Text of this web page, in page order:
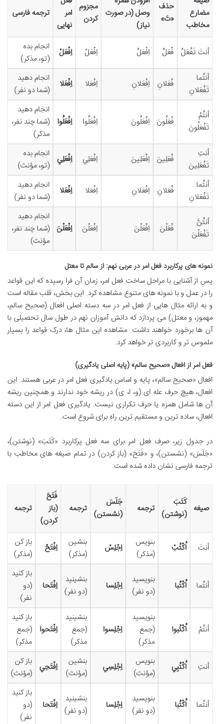
مضارع
مخاطب
حذف
«تَ»
وصل (در صورت
نیاز)
مجزوم
کردن
امر
نهایی
ترجمه فارسی
أنتَ تَفْعَلُ فْعَلُ اِفْعَلُ اِفْعَلْ اِفْعَلْ
انجام بده
(تو، مذکر)
أنتُما
تَفْعَلانِ
فْعَلانِ اِفْعَلانِ اِفْعَلا اِفْعَلا
انجام دهید
(شما دو نفر)
أنتُمْ
تَفْعَلُونَ
فْعَلُونَ اِفْعَلُونَ اِفْعَلُوا اِفْعَلُوا
انجام دهید
(شما چند نفر،
مذکر)
أنتِ
تَفْعَلِينَ
فْعَلِينَ اِفْعَلِينَ اِفْعَلِي اِفْعَلِي
انجام بده
(تو، مؤنث)
أنتُما
تَفْعَلانِ
فْعَلانِ اِفْعَلانِ اِفْعَلا اِفْعَلا
انجام دهید
(شما دو نفر)
أنتُنَّ
تَفْعَلْنَ
فْعَلْنَ اِفْعَلْنَ اِفْعَلْنَ اِفْعَلْنَ
انجام دهید
(شما چند نفر،
مؤنث)
نمونه های پرکاربرد فعل امر در عربی نهم: از سالم تا معتل
پس از آشنایی با مراحل ساخت فعل امر، زمان آن فرا رسیده که این قواعد
را در عمل و با نمونه های متنوع مشاهده کرد. این بخش، قلب مقاله است
و به ارائه مثال هایی از فعل امر در سه دسته اصلی افعال (صحیح سالم،
مهموز، و معتل) می پردازد که دانش آموزان نهم در طول سال تحصیلی با
آن ها برخورد خواهند داشت. مشاهده این مثال ها، درک قواعد را بسیار
ملموس تر و کاربردی تر خواهد کرد.
فعل امر از افعال «صحیح سالم» (پایه اصلی یادگیری)
افعال «صحیح سالم»، پایه و اساس یادگیری فعل امر در عربی هستند. این
افعال، هیچ حرف عله ای (و، ا، ی) در ریشه خود ندارند و همچنین ریشه
آن ها شامل همزه یا حرف تکراری نیست. یادگیری فعل امر از این دسته
افعال، ساده ترین و مستقیم ترین راه برای شروع است.
در جدول زیر، صرف فعل امر برای سه فعل پرکاربرد «كَتَبَ» (نوشتن)،
«جَلَسَ» (نشستن)، و «فَتَحَ» (باز کردن) در تمام صیغه های مخاطب با
ترجمه فارسی نشان داده شده است:
صیغه
کَتَبَ
(نوشتن) ترجمه
جَلَسَ
(نشستن) ترجمه
فَتَحَ
(باز
کردن)
ترجمه
أنتَ اُكْتُبْ
بنویس
(مذکر)
اِجْلِسْ
بنشین
(مذکر)
اِفْتَحْ
باز کن
(مذکر)
أنتُما اُكْتُبا
بنویسید
(دو نفر)
اِجْلِسا
بنشینید
(دو نفر) اِفْتَحا
باز کنید
(دو
نفر)
أنتُمْ اُكْتُبوا
بنویسید
(جمع
مذکر)
اِجْلِسوا
بنشینید
(جمع
مذکر)
اِفْتَحوا
باز کنید
(جمع
مذکر)
أنتِ اُكْتُبِي
بنویس
(مؤنث)
اِجْلِسِي
بنشین
(مؤنث)
اِفْتَحِي
باز کن
(مؤنث)
أنتُما اُكْتُبا
بنویسید
(دو نفر)
اِجْلِسا
بنشینید
(دو نفر) اِفْتَحا
باز کنید
(دو
نفر)